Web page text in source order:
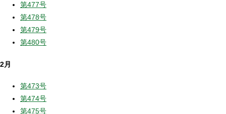
第477号
第478号
第479号
第480号
2月
第473号
第474号
第475号